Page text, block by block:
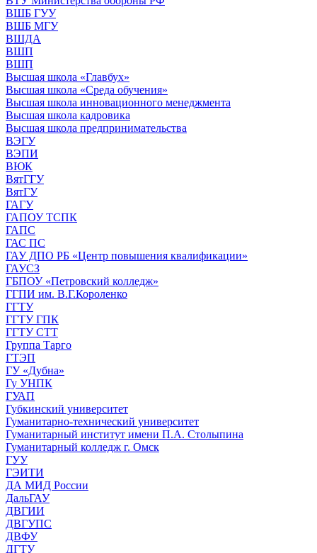
ВШБ ГУУ
ВШБ МГУ
ВШДА
ВШП
ВШП
Высшая школа «Главбух»
Высшая школа «Среда обучения»
Высшая школа инновационного менеджмента
Высшая школа кадровика
Высшая школа предпринимательства
ВЭГУ
ВЭПИ
ВЮК
ВятГГУ
ВятГУ
ГАГУ
ГАПОУ ТСПК
ГАПС
ГАС ПС
ГАУ ДПО РБ «Центр повышения квалификации»
ГАУСЗ
ГБПОУ «Петровский колледж»
ГГПИ им. В.Г.Короленко
ГГТУ
ГГТУ ГПК
ГГТУ СТТ
Группа Тарго
ГТЭП
ГУ «Дубна»
Гу УНПК
ГУАП
Губкинский университет
Гуманитарно-технический университет
Гуманитарный институт имени П.А. Столыпина
Гуманитарный колледж г. Омск
ГУУ
ГЭИТИ
ДА МИД России
ДальГАУ
ДВГИИ
ДВГУПС
ДВФУ
ДГТУ